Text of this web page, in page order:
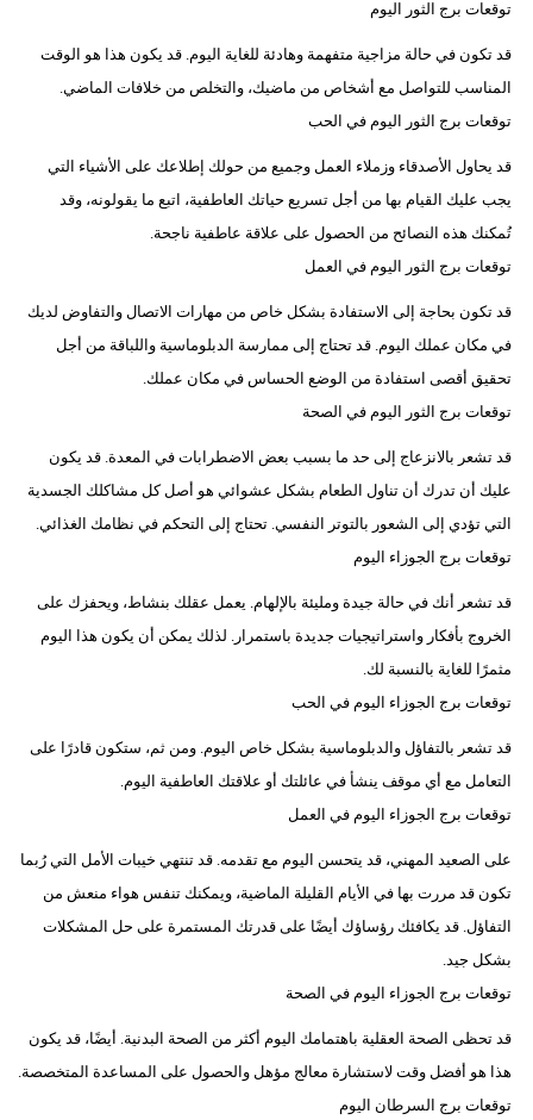
توقعات برج الثور اليوم
قد تكون في حالة مزاجية متفهمة وهادئة للغاية اليوم. قد يكون هذا هو الوقت
المناسب للتواصل مع أشخاص من ماضيك، والتخلص من خلافات الماضي.
توقعات برج الثور اليوم في الحب
قد يحاول الأصدقاء وزملاء العمل وجميع من حولك إطلاعك على الأشياء التي
يجب عليك القيام بها من أجل تسريع حياتك العاطفية، اتبع ما يقولونه، وقد
تُمكنك هذه النصائح من الحصول على علاقة عاطفية ناجحة.
توقعات برج الثور اليوم في العمل
قد تكون بحاجة إلى الاستفادة بشكل خاص من مهارات الاتصال والتفاوض لديك
في مكان عملك اليوم. قد تحتاج إلى ممارسة الدبلوماسية واللباقة من أجل
تحقيق أقصى استفادة من الوضع الحساس في مكان عملك.
توقعات برج الثور اليوم في الصحة
قد تشعر بالانزعاج إلى حد ما بسبب بعض الاضطرابات في المعدة. قد يكون
عليك أن تدرك أن تناول الطعام بشكل عشوائي هو أصل كل مشاكلك الجسدية
التي تؤدي إلى الشعور بالتوتر النفسي. تحتاج إلى التحكم في نظامك الغذائي.
توقعات برج الجوزاء اليوم
قد تشعر أنك في حالة جيدة ومليئة بالإلهام. يعمل عقلك بنشاط، ويحفزك على
الخروج بأفكار واستراتيجيات جديدة باستمرار. لذلك يمكن أن يكون هذا اليوم
مثمرًا للغاية بالنسبة لك.
توقعات برج الجوزاء اليوم في الحب
قد تشعر بالتفاؤل والدبلوماسية بشكل خاص اليوم. ومن ثم، ستكون قادرًا على
التعامل مع أي موقف ينشأ في عائلتك أو علاقتك العاطفية اليوم.
توقعات برج الجوزاء اليوم في العمل
على الصعيد المهني، قد يتحسن اليوم مع تقدمه. قد تنتهي خيبات الأمل التي رُبما
تكون قد مررت بها في الأيام القليلة الماضية، ويمكنك تنفس هواء منعش من
التفاؤل. قد يكافئك رؤساؤك أيضًا على قدرتك المستمرة على حل المشكلات
بشكل جيد.
توقعات برج الجوزاء اليوم في الصحة
قد تحظى الصحة العقلية باهتمامك اليوم أكثر من الصحة البدنية. أيضًا، قد يكون
هذا هو أفضل وقت لاستشارة معالج مؤهل والحصول على المساعدة المتخصصة.
توقعات برج السرطان اليوم